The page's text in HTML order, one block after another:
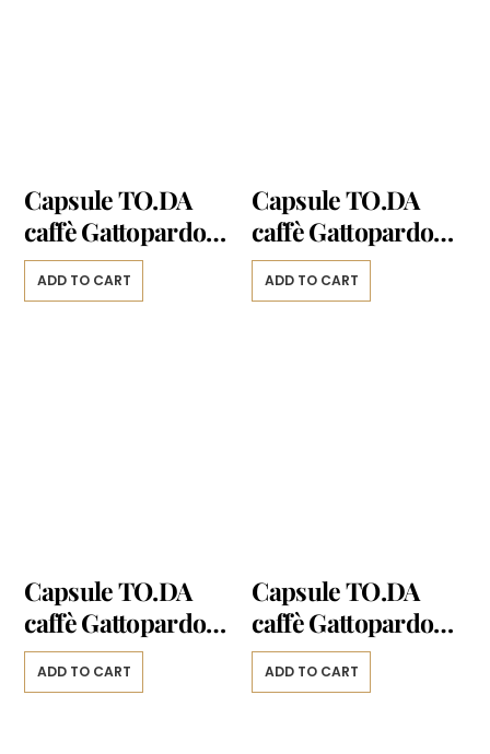
Capsule TO.DA
caffè Gattopardo
BUON DEK
compatibili Dolce
ADD TO CART
Capsule TO.DA
caffè Gattopardo
SPECIAL CLUB
compatibili Dolce
ADD TO CART
Capsule TO.DA
caffè Gattopardo
DAKAR compatibili
Dolce Gusto
ADD TO CART
Capsule TO.DA
caffè Gattopardo
INSONNIA
compatibili Dolce
ADD TO CART